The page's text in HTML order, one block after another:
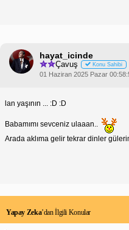
hayat_icinde
Çavuş Konu Sahibi
01 Haziran 2025 Pazar
lan yaşının ... :D :D
Babamımı sevceniz ulaaan..
Arada aklıma gelir tekrar dinler
Yapay Zeka’dan İlgili Konular